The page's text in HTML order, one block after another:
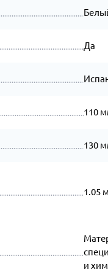
Да
110
130
1.05 м
и